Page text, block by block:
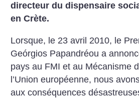
directeur du dispen­saire
en Crète.
Lorsque, le 23 avril 2010, le
Geórgios Papandréou a
pays au FMI et au Mécanisme
l’Union européenne, nous
aux conséquences